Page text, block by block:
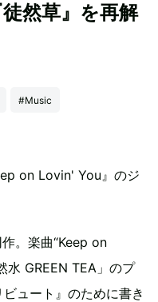
然草』を再解
#Music
on Lovin' You』のジ
。楽曲“Keep on
水 GREEN TEA」のプ
ュート』のために書き